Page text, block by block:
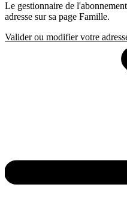
Le gestionnaire de
adresse sur sa page Famille.
Valider ou modifier votre